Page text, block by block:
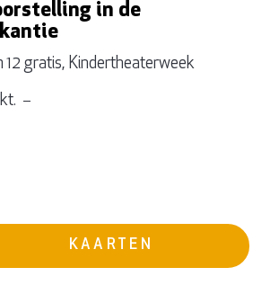
in de
12 gratis, Kindertheaterweek
KAARTEN